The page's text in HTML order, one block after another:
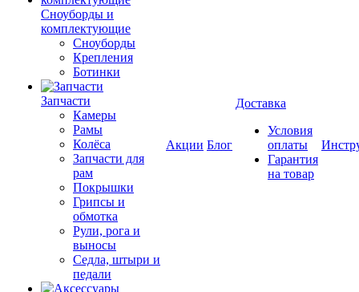
Cноуборды и
комплектующие
Сноуборды
Крепления
Ботинки
Запчасти
Камеры
Рамы
Колёса
Запчасти для
рам
Покрышки
Грипсы и
обмотка
Рули, рога и
выносы
Седла, штыри и
педали
Акции Блог
Доставка
Условия
оплаты
Гарантия
на товар